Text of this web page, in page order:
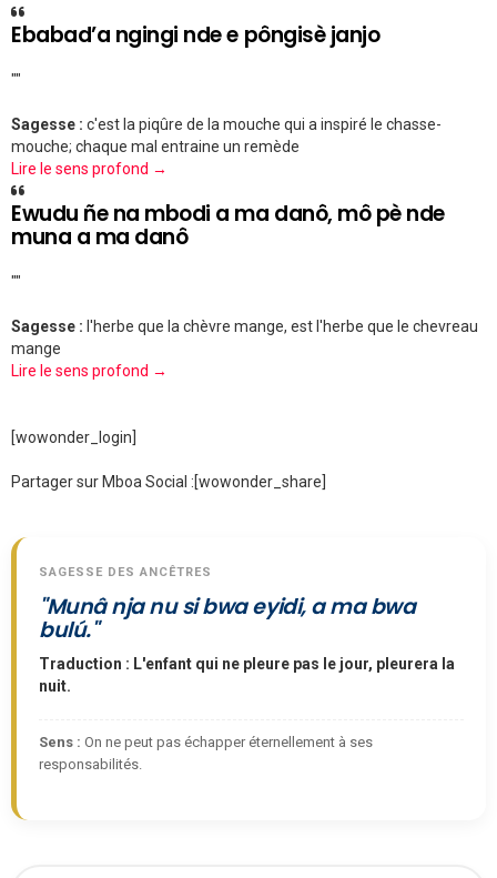
Ebabad’a ngingi nde e pôngisè janjo
""
Sagesse : c'est la piqûre de la mouche qui a inspiré le chasse-
mouche; chaque mal entraine un remède
Lire le sens profond →
Ewudu ñe na mbodi a ma danô, mô pè nde
muna a ma danô
""
Sagesse : l'herbe que la chèvre mange, est l'herbe que le chevreau
mange
Lire le sens profond →
[wowonder_login]
Partager sur Mboa Social :[wowonder_share]
SAGESSE DES ANCÊTRES
"Munâ nja nu si bwa eyidi, a ma bwa
bulú."
Traduction : L'enfant qui ne pleure pas le jour, pleurera la
nuit.
Sens : On ne peut pas échapper éternellement à ses
responsabilités.